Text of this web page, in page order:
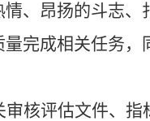
、昂扬的斗志
完成相关任务
核评估文件、